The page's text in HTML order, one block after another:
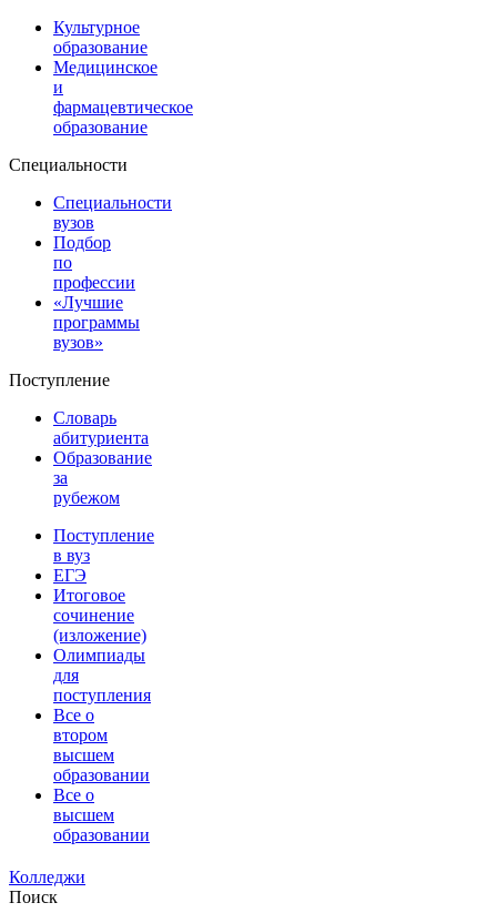
Культурное
образование
Медицинское
и
фармацевтическое
образование
Специальности
Специальности
вузов
Подбор
по
профессии
«Лучшие
программы
вузов»
Поступление
Словарь
абитуриента
Образование
за
рубежом
Поступление
в вуз
ЕГЭ
Итоговое
сочинение
(изложение)
Олимпиады
для
поступления
Все о
втором
высшем
образовании
Все о
высшем
образовании
Колледжи
Поиск